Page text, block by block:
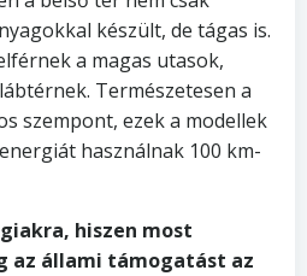
készült, de tágas is.
a magas utasok,
lábtérnek. Természetesen a
szempont, ezek a modellek
használnak 100 km-
hiszen most
az állami támogatást az